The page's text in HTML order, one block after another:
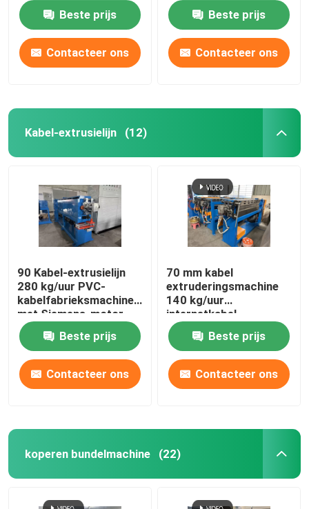
Beste prijs
Contacteer ons
Beste prijs
Contacteer ons
Kabel-extrusielijn (12)
90 Kabel-extrusielijn
280 kg/uur PVC-
kabelfabrieksmachine
met Siemens-motor
Beste prijs
Contacteer ons
70 mm kabel
extruderingsmachine
140 kg/uur
internetkabel
productielijn
Beste prijs
Contacteer ons
koperen bundelmachine (22)